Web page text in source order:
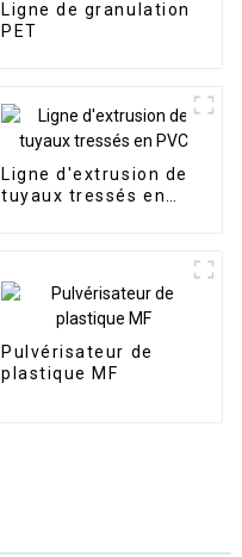
Ligne de granulation
PET
Ligne d'extrusion de
tuyaux tressés en
Pulvérisateur de
plastique MF